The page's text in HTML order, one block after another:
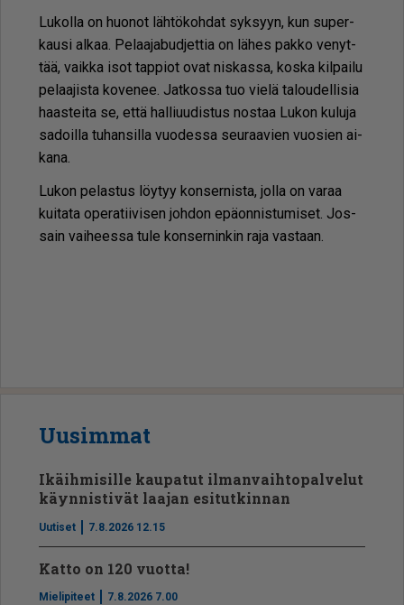
Lu­kol­la on huo­not läh­tö­koh­dat syk­syyn, kun su­per­
kau­si al­kaa. Pe­laa­ja­bud­jet­tia on lä­hes pak­ko ve­nyt­
tää, vaik­ka isot tap­pi­ot ovat nis­kas­sa, kos­ka kil­pai­lu
pe­laa­jis­ta ko­ve­nee. Jat­kos­sa tuo vie­lä ta­lou­del­li­sia
haas­tei­ta se, et­tä hal­liu­u­dis­tus nos­taa Lu­kon ku­lu­ja
sa­doil­la tu­han­sil­la vuo­des­sa seu­raa­vien vuo­sien ai­
ka­na.
Lu­kon pe­las­tus löy­tyy kon­ser­nis­ta, jol­la on va­raa
kui­ta­ta ope­ra­tii­vi­sen joh­don epä­on­nis­tu­mi­set. Jos­
sain vai­hees­sa tule kon­ser­nin­kin raja vas­taan.
Uusimmat
Ikäihmisille kaupatut ilmanvaihtopalvelut
käynnistivät laajan esitutkinnan
Uutiset 7.8.2026 12.15
Katto on 120 vuotta!
Mielipiteet 7.8.2026 7.00